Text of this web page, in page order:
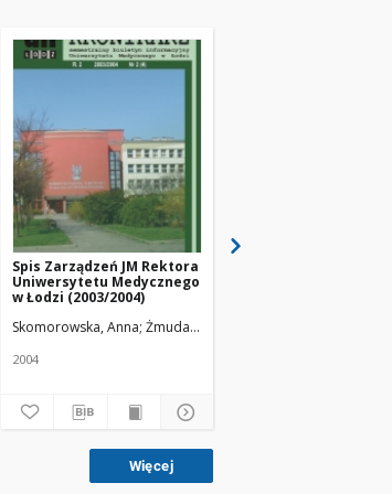
Red. nacz.
Spis Zarządzeń JM Rektora
Uniwersytetu Medycznego
w Łodzi (2003/2004)
Skomorowska, Anna Żmuda, Ryszard. Red. nacz.
2004
Więcej